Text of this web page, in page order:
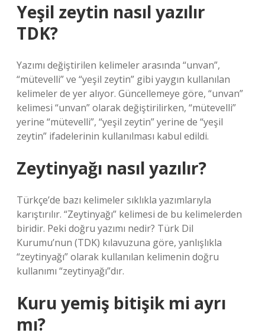
Yeşil zeytin nasıl yazılır
TDK?
Yazımı değiştirilen kelimeler arasında “unvan”,
“mütevelli” ve “yeşil zeytin” gibi yaygın kullanılan
kelimeler de yer alıyor. Güncellemeye göre, “unvan”
kelimesi “unvan” olarak değiştirilirken, “mütevelli”
yerine “mütevelli”, “yeşil zeytin” yerine de “yeşil
zeytin” ifadelerinin kullanılması kabul edildi.
Zeytinyağı nasıl yazılır?
Türkçe’de bazı kelimeler sıklıkla yazımlarıyla
karıştırılır. “Zeytinyağı” kelimesi de bu kelimelerden
biridir. Peki doğru yazımı nedir? Türk Dil
Kurumu’nun (TDK) kılavuzuna göre, yanlışlıkla
“zeytinyağı” olarak kullanılan kelimenin doğru
kullanımı “zeytinyağı”dır.
Kuru yemiş bitişik mi ayrı
mı?